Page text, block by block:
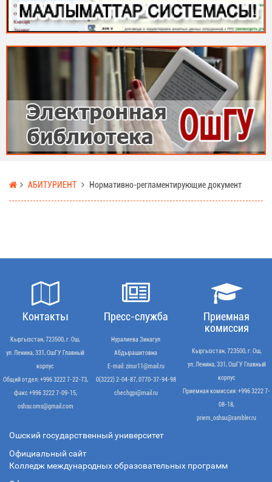
АБИТУРИЕНТ Нормативно-регламентирующие документ
Контакты
Кыргызстан, 723500, г. Ош,
ул. Ленина, 331, ОшГУ Главный
корпус
Общий отдел: +996 3222 7-22-73,
факс +996 3222 7-09-15,
oshsu.oms@gmail.com
Пресс-служба
Нуралиева Зинагул
Абдырашитовна
Е-mail: zinur11@mail.ru
0(3222) 2-04-87, 0770-37-94-98
chechgpi@mail.ru
Приемная
комиссия
Кыргызстан, 723500, г. Ош,
ул. Ленина, 331, ОшГУ Главный
корпус
Приемная комиссия: +996 3222 7-
08-18,
priem_oshsu@rambler.ru
Ошский государственный университет
Официальный сайт
Колледж международных образовательных программ